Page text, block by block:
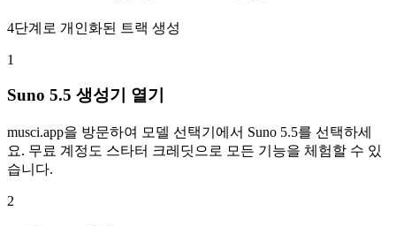
4단계로 개인화된 트랙 생성
1
Suno 5.5 생성기 열기
musci.app을 방문하여 모델 선택기에서 Suno 5.5를 선택하세
요. 무료 계정도 스타터 크레딧으로 모든 기능을 체험할 수 있
습니다.
2